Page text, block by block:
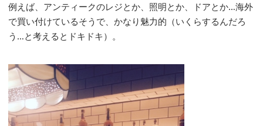
例えば、アンティークのレジとか、照明とか、ドアとか…海外
で買い付けているそうで、かなり魅力的（いくらするんだろ
う…と考えるとドキドキ）。